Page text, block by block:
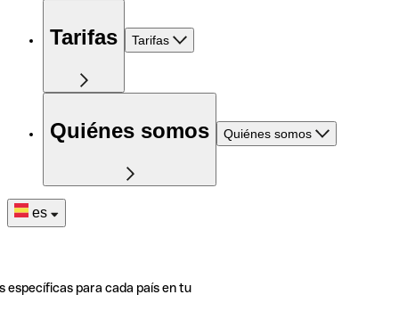
Tarifas Tarifas
Quiénes somos Quiénes somos
es
específicas para cada país en tu